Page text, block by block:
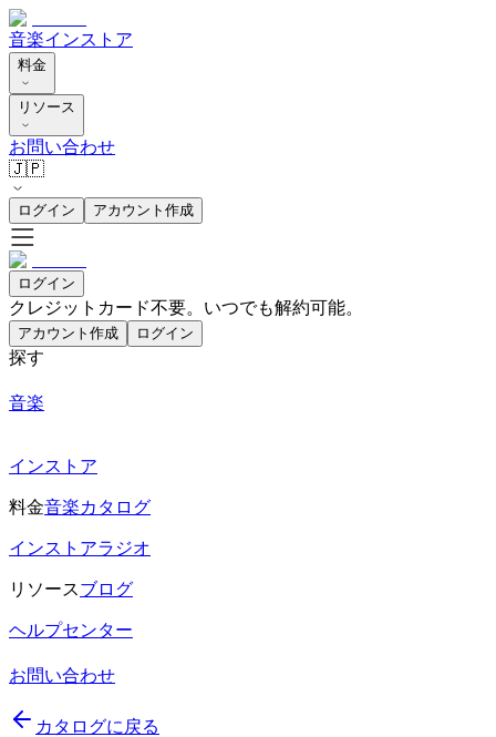
音楽インストア
料金
リソース
お問い合わせ
🇯🇵
ログイン アカウント作成
ログイン
クレジットカード不要。いつでも解約可能。
アカウント作成 ログイン
探す
音楽
インストア
料金音楽カタログ
インストアラジオ
リソースブログ
ヘルプセンター
お問い合わせ
カタログに戻る